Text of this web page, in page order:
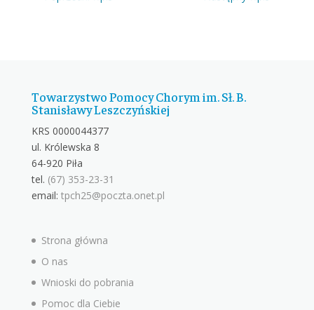
Towarzystwo Pomocy Chorym im. Sł. B.
Stanisławy Leszczyńskiej
KRS 0000044377
ul. Królewska 8
64-920 Piła
tel. (67) 353-23-31
email: tpch25@poczta.onet.pl
Strona główna
O nas
Wnioski do pobrania
Pomoc dla Ciebie